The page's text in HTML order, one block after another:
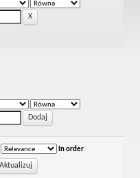
In order